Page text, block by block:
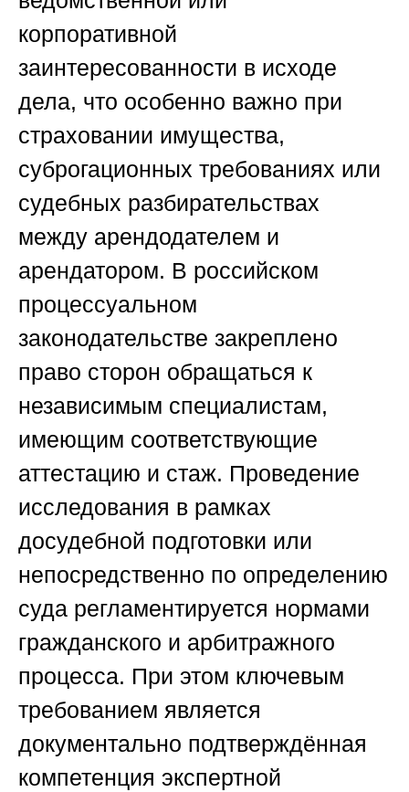
корпоративной
заинтересованности в исходе
дела, что особенно важно при
страховании имущества,
суброгационных требованиях или
судебных разбирательствах
между арендодателем и
арендатором. В российском
процессуальном
законодательстве закреплено
право сторон обращаться к
независимым специалистам,
имеющим соответствующие
аттестацию и стаж. Проведение
исследования в рамках
досудебной подготовки или
непосредственно по определению
суда регламентируется нормами
гражданского и арбитражного
процесса. При этом ключевым
требованием является
документально подтверждённая
компетенция экспертной